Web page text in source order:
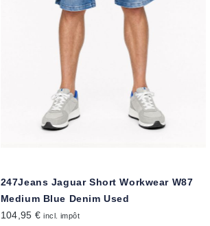
247Jeans Jaguar Short Workwear W87
Medium Blue Denim Used
104,95 €incl. impôt